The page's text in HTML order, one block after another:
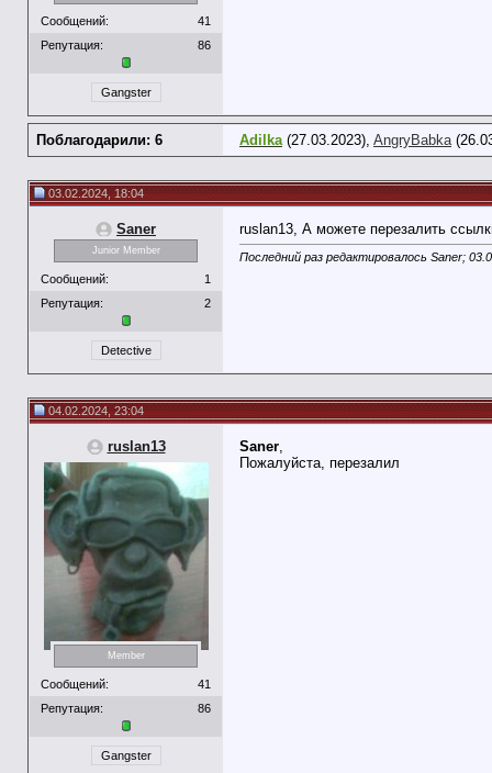
Сообщений:
41
Репутация:
86
Gangster
Поблагодарили: 6 Adilka(27.03.2023), AngryBabka
03.02.2024, 18:04
Saner
Junior Member
Сообщений:
1
Репутация:
2
Detective
ruslan13, А можете перезалить
Последний раз редактировалось Saner;
04.02.2024, 23:04
ruslan13
Member
Сообщений:
41
Репутация:
86
Gangster
Saner,
Пожалуйста, перезалил